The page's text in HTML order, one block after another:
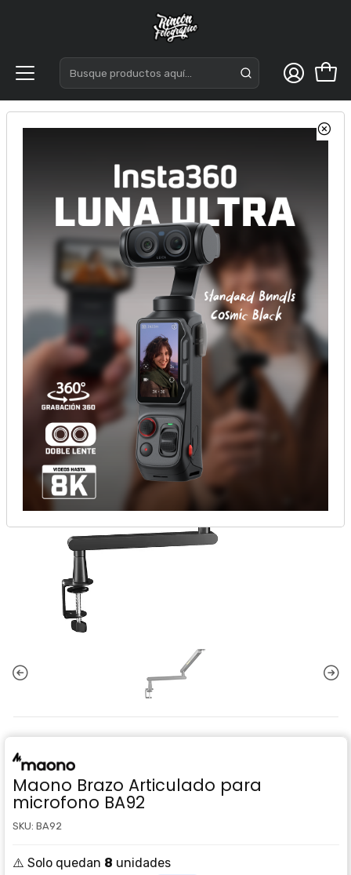
Inicio Insta360
Otros accesorios y soportes
Maono Brazo Articulado para microfono BA92
Maono Brazo Articulado para
microfono BA92
SKU: BA92
⚠️ Solo quedan 8 unidades